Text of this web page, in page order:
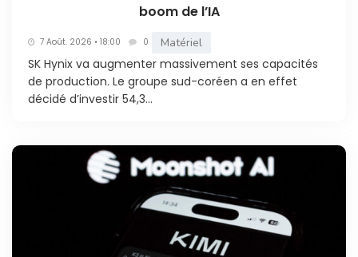
boom de l’IA
7 Août. 2026 • 18:00 0 Matériel
SK Hynix va augmenter massivement ses capacités
de production. Le groupe sud-coréen a en effet
décidé d’investir 54,3...